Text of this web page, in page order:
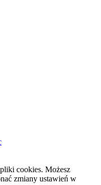
cookies. Możesz
zmiany ustawień w